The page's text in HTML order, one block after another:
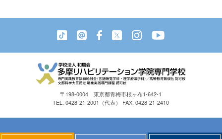
〒198-0004 東京都青梅市根ヶ布1-642-1
TEL. 0428-21-2001（代表） FAX. 0428-21-2410
Copyright © 2025 TAMA REHABILITATION ACADEMY